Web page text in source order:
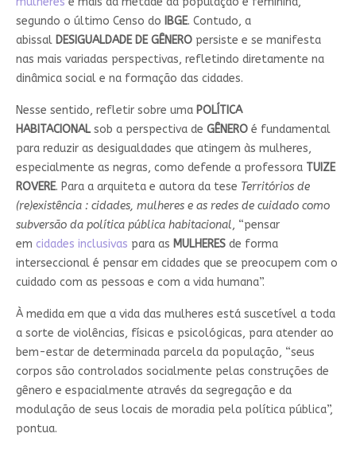
segundo o último Censo do IBGE. Contudo, a
abissal DESIGUALDADE DE GÊNEROpersiste e se manifesta
nas mais variadas perspectivas, refletindo diretamente na
dinâmica social e na formação das cidades.
Nesse sentido, refletir sobre uma POLÍTICA
HABITACIONALsob a perspectiva de GÊNEROé fundamental
para reduzir as desigualdades que atingem às mulheres,
especialmente as negras, como defende a professora TUIZE
ROVERE. Para a arquiteta e autora da tese Territórios de
(re)existência : cidades, mulheres e as redes de cuidado como
subversão da política pública habitacional, “pensar
em cidades inclusivas para as MULHERESde forma
interseccional é pensar em cidades que se preocupem com o
cuidado com as pessoas e com a vida humana”.
À medida em que a vida das mulheres está suscetível a toda
a sorte de violências, físicas e psicológicas, para atender ao
bem-estar de determinada parcela da população, “seus
corpos são controlados socialmente pelas construções de
gênero e espacialmente através da segregação e da
modulação de seus locais de moradia pela política pública”,
pontua.